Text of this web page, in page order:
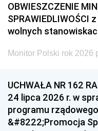
OBWIESZCZENIE
SPRAWIEDLIWOŚCI
wolnych
Monitor Polski rok 2026
UCHWAŁA NR 162
24 lipca 2026 r. w
programu
&#8222;Promocja